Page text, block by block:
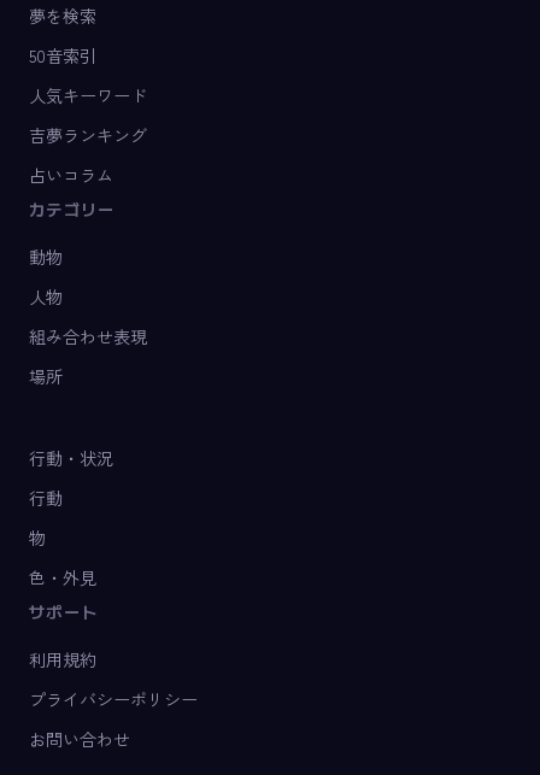
夢を検索
50音索引
人気キーワード
吉夢ランキング
占いコラム
カテゴリー
動物
人物
組み合わせ表現
場所
行動・状況
行動
物
色・外見
サポート
利用規約
プライバシーポリシー
お問い合わせ